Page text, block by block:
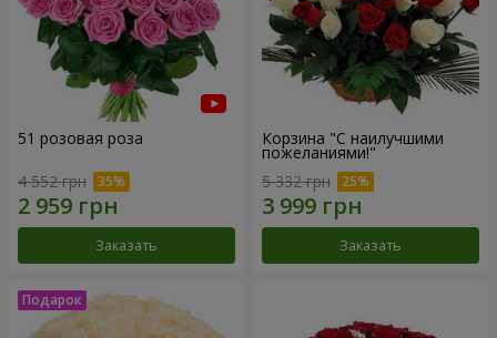
51 розовая роза
4 552 грн
Заказать
Корзина "С наилучшими
пожеланиями!"
5 332 грн
Заказать